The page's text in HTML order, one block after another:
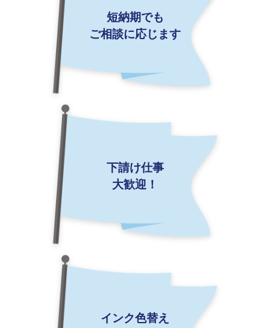
短納期でも
ご相談に応じます
下請け仕事
大歓迎！
インク色替え